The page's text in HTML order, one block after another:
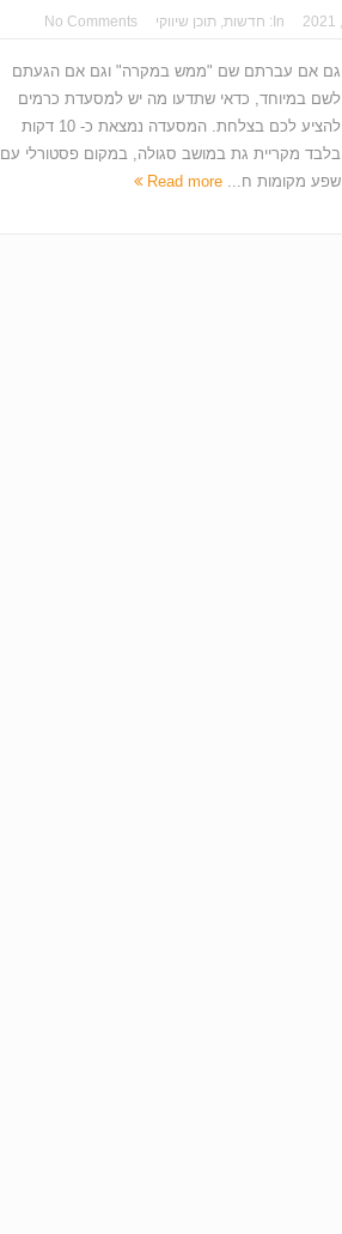
In: חדשות, תוכן שיווקי No Comments
גם אם עברתם שם "ממש במקרה" וגם אם הגעתם
לשם במיוחד, כדאי שתדעו מה יש למסעדת כרמים
להציע לכם בצלחת. המסעדה נמצאת כ- 10 דקות
בלבד מקריית גת במושב סגולה, במקום פסטורלי עם
שפע מקומות ח...Read more